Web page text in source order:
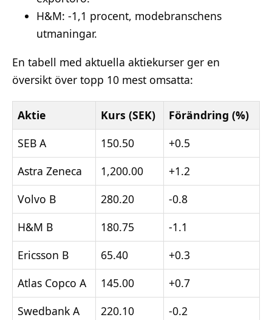
H&M: -1,1 procent, modebranschens
utmaningar.
En tabell med aktuella aktiekurser ger en
översikt över topp 10 mest omsatta:
Aktie Kurs (SEK)
Förändring (%)
SEB A
150.50
+0.5
Astra Zeneca
1,200.00
+1.2
Volvo B
280.20
-0.8
H&M B
180.75
-1.1
Ericsson B
65.40
+0.3
Atlas Copco A
145.00
+0.7
Swedbank A
220.10
-0.2